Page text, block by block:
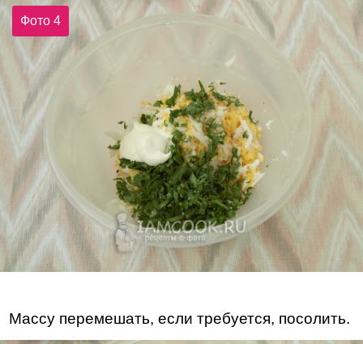
Фото 4
Массу перемешать, если требуется, посолить.